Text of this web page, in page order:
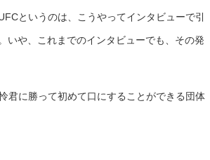
というのは、こうやってインタビューで引
や、これまでのインタビューでも、その発
君に勝って初めて口にすることができる団体